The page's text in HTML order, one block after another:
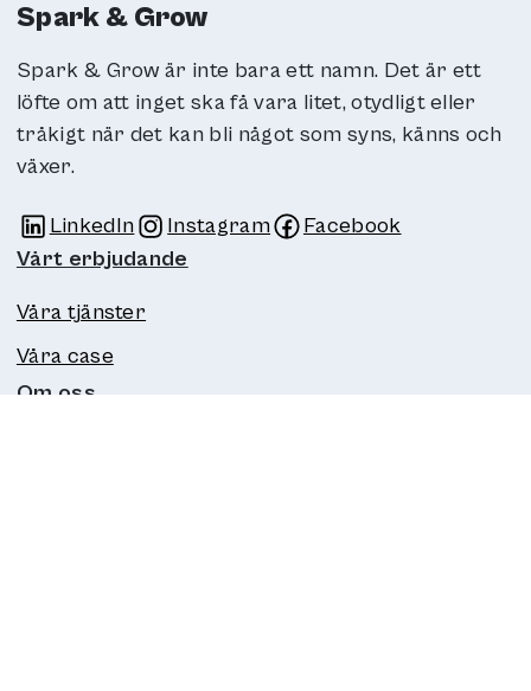
Spark & Grow
Spark & Grow är inte bara ett namn. Det är ett
löfte om att inget ska få vara litet, otydligt eller
tråkigt när det kan bli något som syns, känns och
växer.
LinkedIn
Länk till annan webbplats
Instagram
Länk till annan webbplats
Facebook
Länk till annan webbplats
Vårt erbjudande
Våra tjänster
Våra case
Om oss